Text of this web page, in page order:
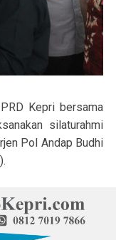
Kepri bersama
silaturahmi
Pol Andap Budhi